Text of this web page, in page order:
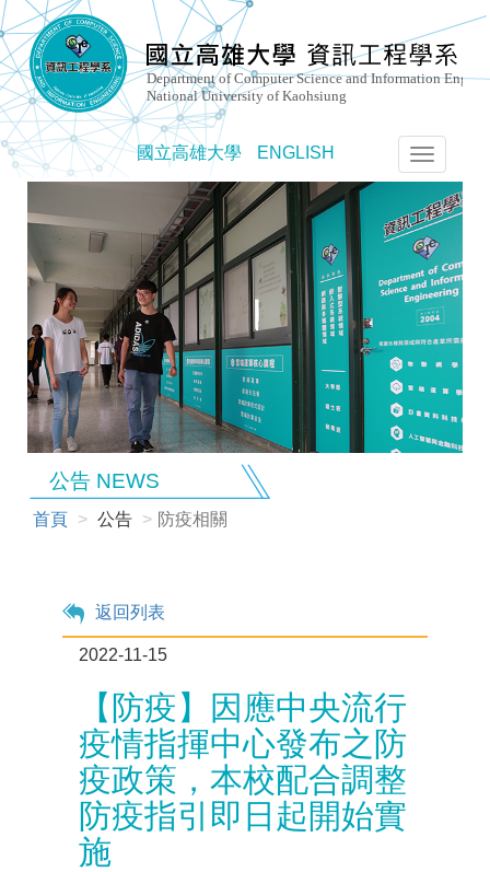
國立高雄大學 ENGLISH
選
單
切
換
公告 NEWS
首頁 公告 防疫相關
返回列表
2022-11-15
【防疫】因應中央流行
疫情指揮中心發布之防
疫政策，本校配合調整
防疫指引即日起開始實
施